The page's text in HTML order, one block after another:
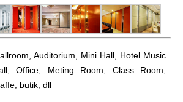
Auditorium, Mini Hall, Hotel Music
Office, Meting Room, Class Room,
butik, dll